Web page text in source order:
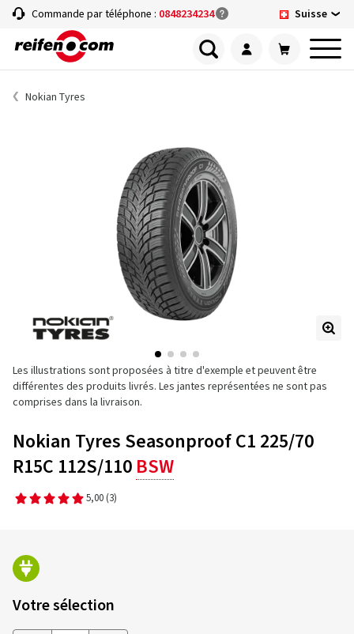
Commande par téléphone : 0848234234 Suisse
Nokian Tyres
Les illustrations sont proposées à titre d'exemple et peuvent être
différentes des produits livrés. Les jantes représentées ne sont pas
comprises dans la livraison.
Nokian Tyres Seasonproof C1 225/70
R15C 112S/110 BSW
5,00 (3)
Votre sélection